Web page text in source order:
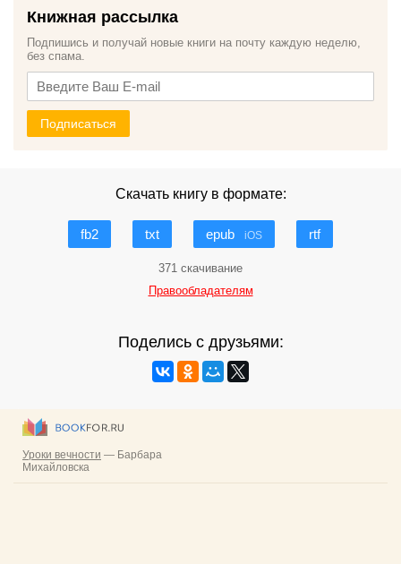
Книжная рассылка
Подпишись и получай новые книги на почту каждую неделю,
без спама.
Подписаться
Скачать книгу в формате:
fb2 txt epub iOS rtf
371 скачивание
Правообладателям
Поделись с друзьями: